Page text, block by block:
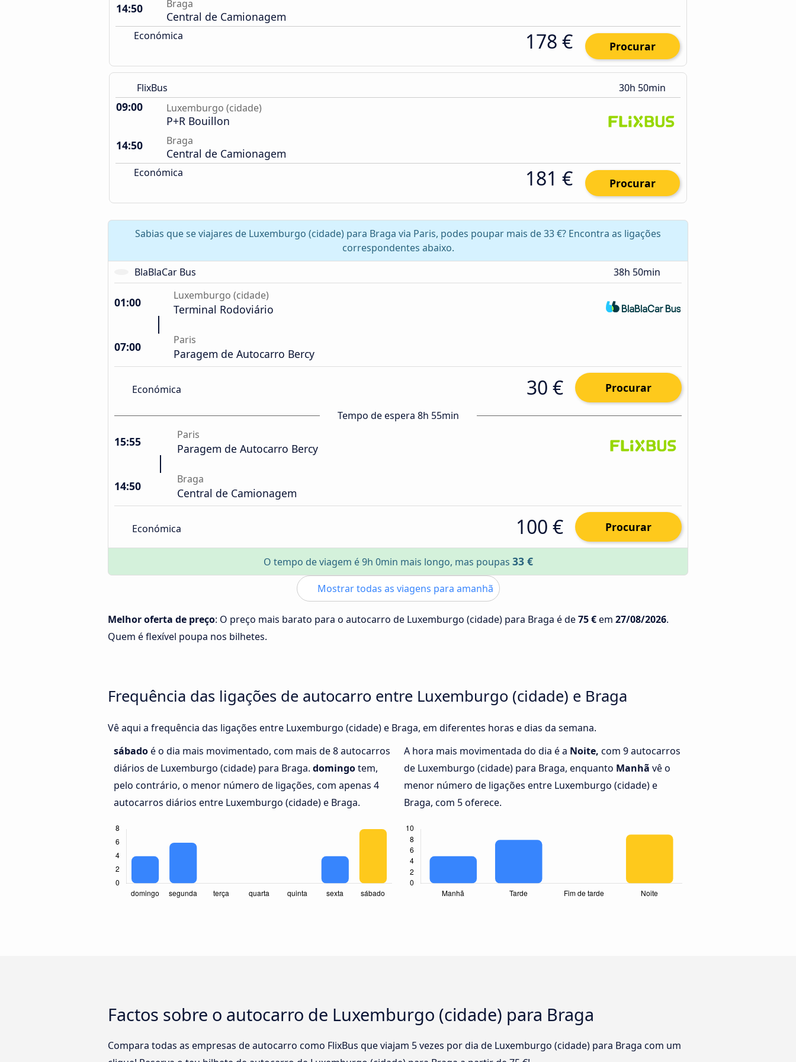
14:50
Braga
Central de Camionagem
Económica 178 € Procurar
FlixBus 30h 50min
09:00 Luxemburgo (cidade)
P+R Bouillon
14:50
Braga
Central de Camionagem
Económica 181 € Procurar
Sabias que se viajares de Luxemburgo (cidade) para Braga via Paris, podes poupar mais de 33 €? Encontra as ligações
correspondentes abaixo.
BlaBlaCar Bus
38h 50min
01:00 Luxemburgo (cidade)
Terminal Rodoviário
07:00 Paris
Paragem de Autocarro Bercy
Económica 30 € Procurar
Tempo de espera 8h 55min
15:55 Paris
Paragem de Autocarro Bercy
14:50 Braga
Central de Camionagem
Económica 100 € Procurar
O tempo de viagem é 9h 0min mais longo, mas poupas 33 €
Mostrar todas as viagens para amanhã
Melhor oferta de preço: O preço mais barato para o autocarro de Luxemburgo (cidade) para Braga é de75 €em 27/08/2026.
Quem é flexível poupa nos bilhetes.
Frequência das ligações de autocarro entre Luxemburgo (cidade) e Braga
Vê aqui a frequência das ligações entre Luxemburgo (cidade) e Braga, em diferentes horas e dias da semana.
sábadoé o dia mais movimentado, com mais de 8 autocarros
diários de Luxemburgo (cidade) para Braga. domingotem,
pelo contrário, o menor número de ligações, com apenas 4
autocarros diários entre Luxemburgo (cidade) e Braga.
A hora mais movimentada do dia é a Noite, com 9 autocarros
de Luxemburgo (cidade) para Braga, enquanto Manhã vê o
menor número de ligações entre Luxemburgo (cidade) e
Braga, com 5 oferece.
Factos sobre o autocarro de Luxemburgo (cidade) para Braga
Compara todas as empresas de autocarro como FlixBus que viajam 5 vezes por dia de Luxemburgo (cidade) para Braga com um